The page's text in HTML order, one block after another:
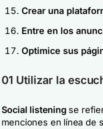
Crear una
Entre en los
Optimice sus
01 Utilizar la
Social listening se
menciones en línea de